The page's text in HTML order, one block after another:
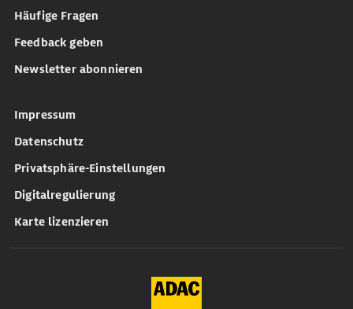
Häufige Fragen
Feedback geben
Newsletter abonnieren
Impressum
Datenschutz
Privatsphäre-Einstellungen
Digitalregulierung
Karte lizenzieren